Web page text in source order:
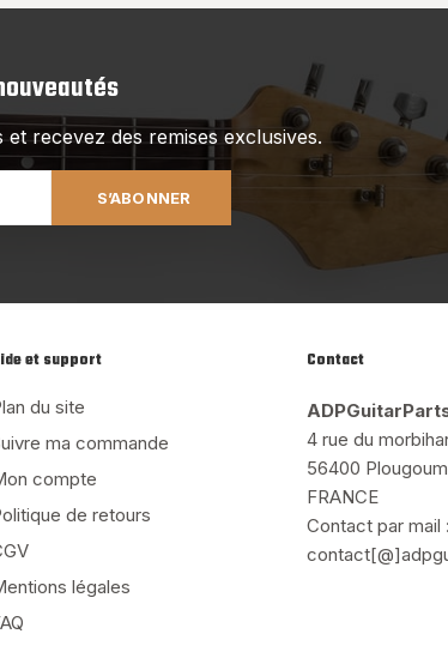
recevez des remises exclusives.
S’ABONNER
et support
du site
ma commande
compte
de retours
légales
Contact
4 rue du
56400
FRANCE
Contact par mail :